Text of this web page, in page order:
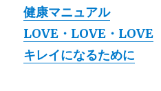
健康マニュアル
LOVE・LOVE・LOVE
キレイになるために